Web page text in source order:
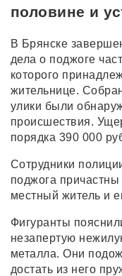
половине и
В Брянске
дела о поджоге
которого
жительнице.
улики были
происшествия.
порядка 390 000
Сотрудники
поджога
местный житель и
Фигуранты
незапертую
металла. Они
достать из него